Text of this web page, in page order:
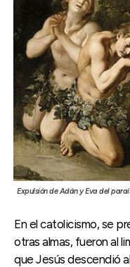
Expulsión de Adán y Eva del
En el catolicismo, se
otras almas, fueron al
que Jesús descendió